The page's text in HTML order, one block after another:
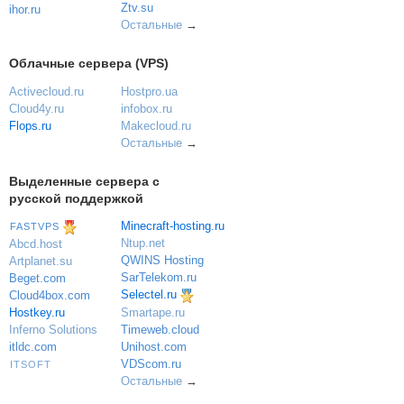
ihor.ru
Ztv.su
Остальные→
Облачные сервера (VPS)
Activecloud.ru
Cloud4y.ru
Flops.ru
Hostpro.ua
infobox.ru
Makecloud.ru
Остальные→
Выделенные сервера с
русской поддержкой
FASTVPS
Abcd.host
Artplanet.su
Beget.com
Cloud4box.com
Hostkey.ru
Inferno Solutions
itldc.com
ITSOFT
Minecraft-hosting.ru
Ntup.net
QWINS Hosting
SarTelekom.ru
Selectel.ru
Smartape.ru
Timeweb.cloud
Unihost.com
VDScom.ru
Остальные→